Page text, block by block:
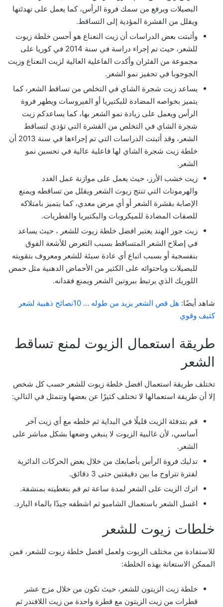
البصيلات ويرفع من سمك فروة الرأس، كما يعمل على تهدئتها
ويقلل من القشرة المؤدية إلى التساقط.
وأثبتت بعض الدراسات أن زيت النعناع هو أحسن خلطة زيوت
للشعر، حيث تم إجراء دراسة في سنة 2014 في كوريا على
مجموعة من الفئران وأكدت الفاعلية العالية لزيت النعناع وزيت
الجوجوبا في تحفيز نمو الشعر.
يساعد زيت شجرة الشاي في التخلص من تساقط الشعر، كما
يتميز بخواصه المضادة للبكتيريا أو الفيروسات ويطهر فروة
الرأس ويعمل على زيادة نمو الشعر بها، كما يساعدكم زيت
شجرة الشاي في التخلص من القشرة التي تؤدي لتساقط
الشعر، وقد أثبتت الدراسات التي تم إجراءها في سنة 2013 أن
خلطة زيت شجرة الشاي لها فاعلية عالية في تحسين نمو
الشعر.
زيت خشب الأرز، حيث يعمل على موازنة عمل الغدد
والهرمونات التي تنتج زيوت الشعر ويقلل من تساقطه ويمنع
الإصابة بقشرة الشعر أو أي مرض معدي، كما يتميز بامتلاكه
للصفات المضادة للميكروبات والبكتيريا والفطريات.
زيت جوز الهند يعتبر افضل خلطة زيوت للشعر ، حيث يساعد
في إصلاح الشعر المتساقط بسبب التعرض للأشعة الفوق
بنفسجية أو بسبب اتباع أي عادة سيئة للشعر ومعروف بتقويته
للبصيلات وباحتوائه على الكثير من الأحماض الدهنية مثل حمض
اللوريك الذي يرتبط ببروتين الشعر ويمنع فقدانه.
شاهد أيضًا:
هل قص الشعر يزيد من طوله … 10نصائح ذهبية لشعر
كثيف وقوي
طريقة استعمال الزيوت لمنع تساقط
الشعر
تختلف طريقة استعمال افضل خلطة زيوت للشعر حسب كل شخص
إلا أن طريقة استعمالها لا تختلف كثيرًا عن بعضها وتتمثل في التالي:
قم بتدفئة الزيت قليلًا في البداية ثم خلطه مع أي زيت آخر
أساسي، لأن غالبية الزيوت لا ينبغي وضعها بشكل مباشر على
الشعر.
تدليك فروة الرأس بأصابعك من خلال بعض الحركات الدائرية
لفترة تتراوح ما بين دقيقتين حتى 3 دقائق.
اترك الزيت على الشعر لمدة ساعة ثم قم بتغطيته بمنشفة.
اغسل الشعر باستعمال الشامبو ثم اشطفه جيدًا بالماء البارد.
خلطات زيوت للشعر
للاستفادة من مختلف الزيوت ولعمل افضل خلطة زيوت للشعر، فمن
الممكن الاستعانة بهذه الخلطة:
خلطة زيت الزيتون للشعر، حيث تكون من خلال مزج عشر
قطرات من زيت الزيتون مع قطرة واحدة من زيت اللافندر ثم